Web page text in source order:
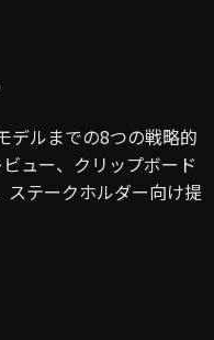
デルまでの8つの戦略的
ュー、クリップボード
ステークホルダー向け提